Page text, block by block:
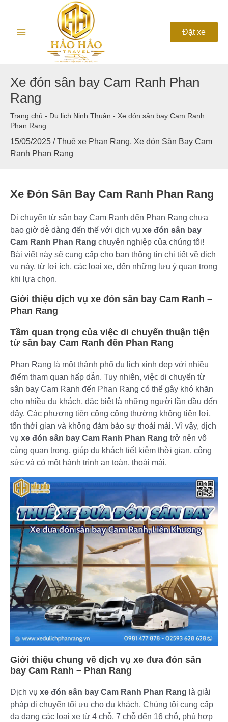
Menu
Đặt xe
Xe đón sân bay Cam Ranh Phan
Rang
Trang chủ - Du lịch Ninh Thuận - Xe đón sân bay Cam Ranh
Phan Rang
15/05/2025 /Thuê xe Phan Rang, Xe đón Sân Bay Cam
Ranh Phan Rang
Xe Đón Sân Bay Cam Ranh Phan Rang
Di chuyển từ sân bay Cam Ranh đến Phan Rang chưa
bao giờ dễ dàng đến thế với dịch vụ xe đón sân bay
Cam Ranh Phan Rang chuyên nghiệp của chúng tôi!
Bài viết này sẽ cung cấp cho bạn thông tin chi tiết về dịch
vụ này, từ lợi ích, các loại xe, đến những lưu ý quan trọng
khi lựa chọn.
Giới thiệu dịch vụ xe đón sân bay Cam Ranh –
Phan Rang
Tầm quan trọng của việc di chuyển thuận tiện
từ sân bay Cam Ranh đến Phan Rang
Phan Rang là một thành phố du lịch xinh đẹp với nhiều
điểm tham quan hấp dẫn. Tuy nhiên, việc di chuyển từ
sân bay Cam Ranh đến Phan Rang có thể gây khó khăn
cho nhiều du khách, đặc biệt là những người lần đầu đến
đây. Các phương tiện công cộng thường không tiện lợi,
tốn thời gian và không đảm bảo sự thoải mái. Vì vậy, dịch
vụ xe đón sân bay Cam Ranh Phan Rang trở nên vô
cùng quan trọng, giúp du khách tiết kiệm thời gian, công
sức và có một hành trình an toàn, thoải mái.
Giới thiệu chung về dịch vụ xe đưa đón sân
bay Cam Ranh – Phan Rang
Dịch vụ xe đón sân bay Cam Ranh Phan Rang là giải
pháp di chuyển tối ưu cho du khách. Chúng tôi cung cấp
đa dạng các loại xe từ 4 chỗ, 7 chỗ đến 16 chỗ, phù hợp